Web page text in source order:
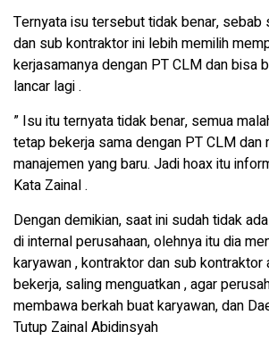
Ternyata isu tersebut tidak benar, sebab
dan sub kontraktor ini lebih memilih
kerjasamanya dengan PT CLM dan bisa
lancar lagi .
” Isu itu ternyata tidak benar, semua
tetap bekerja sama dengan PT CLM dan
manajemen yang baru. Jadi hoax itu
Kata Zainal .
Dengan demikian, saat ini sudah tidak
di internal perusahaan, olehnya itu dia
karyawan , kontraktor dan sub
bekerja, saling menguatkan , agar
membawa berkah buat karyawan, dan
Tutup Zainal Abidinsyah